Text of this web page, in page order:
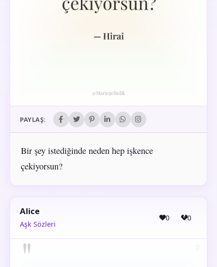
PAYLAŞ:
Bir şey istediğinde neden hep işkence
çekiyorsun?
Alice
Aşk Sözleri
0 0